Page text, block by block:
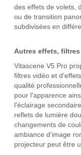
des effets de volets,
ou de transition
subdivisées en
Autres effets,
Vitascene V5 Pro
filtres vidéo et
qualité
pour l'apparence
l'éclairage
reflets de lumière
changements de
ambiance d'image
projecteur peut être